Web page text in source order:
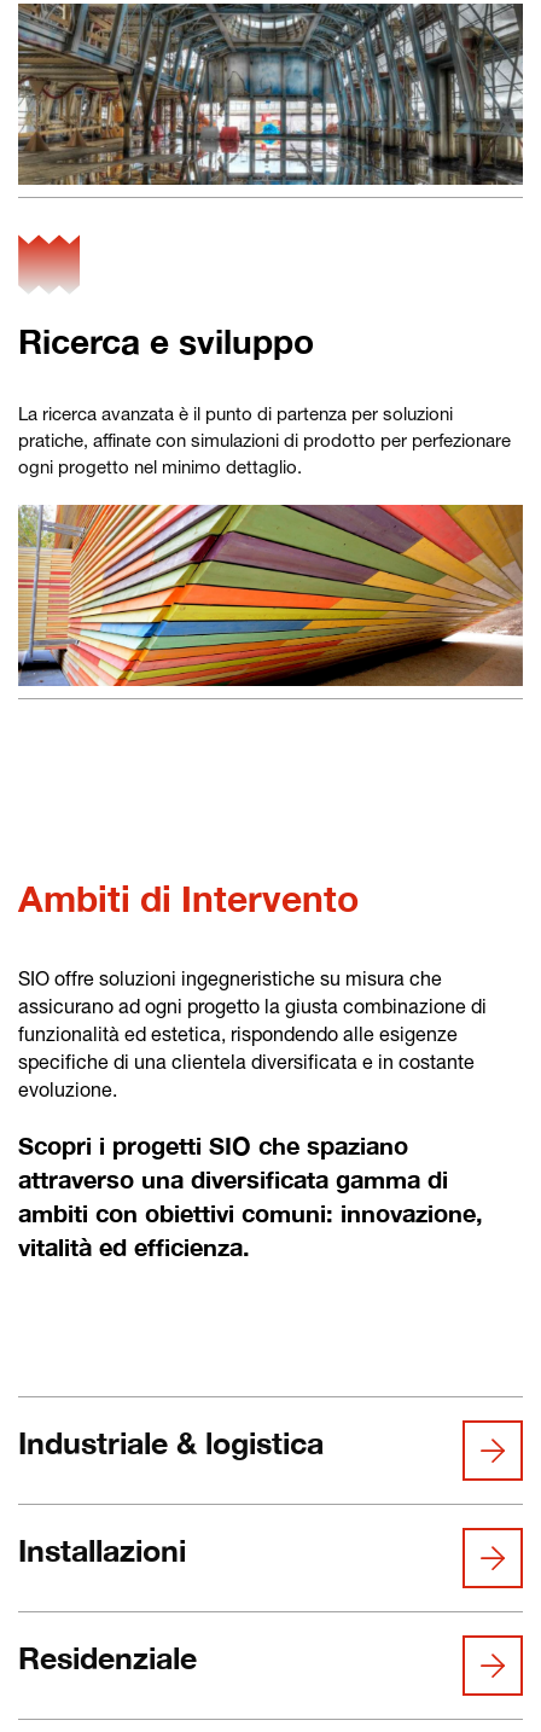
Ricerca e sviluppo
La ricerca avanzata è il punto di partenza per soluzioni
pratiche, affinate con simulazioni di prodotto per perfezionare
ogni progetto nel minimo dettaglio.
Ambiti di Intervento
SIO offre soluzioni ingegneristiche su misura che
assicurano ad ogni progetto la giusta combinazione di
funzionalità ed estetica, rispondendo alle esigenze
specifiche di una clientela diversificata e in costante
evoluzione.
Scopri i progetti SIO che spaziano
attraverso una diversificata gamma di
ambiti con obiettivi comuni: innovazione,
vitalità ed efficienza.
Industriale & logistica
Installazioni
Residenziale